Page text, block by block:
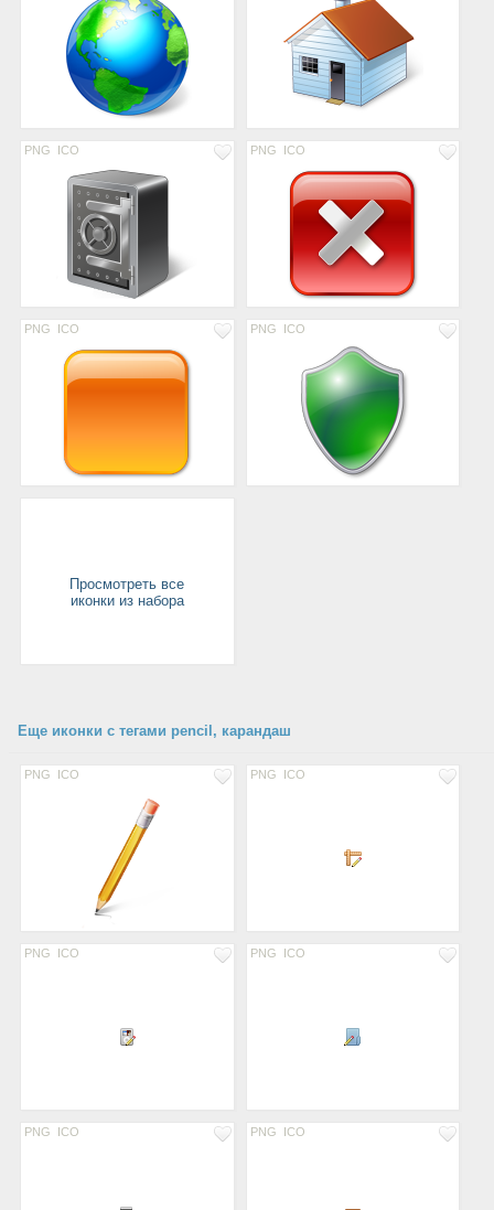
PNG ICO PNG ICO
PNG ICO PNG ICO
Просмотреть все
иконки из набора
Еще иконки с тегами pencil, карандаш
PNG ICO PNG ICO
PNG ICO PNG ICO
PNG ICO PNG ICO